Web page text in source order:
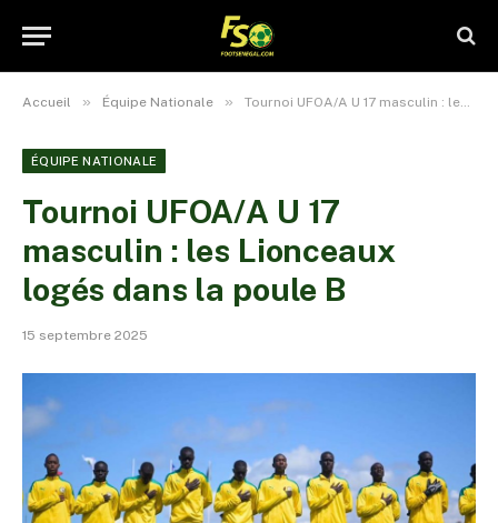
Accueil » Équipe Nationale » Tournoi UFOA/A U 17 masculin : les Lionceaux logés dans la poule B
ÉQUIPE NATIONALE
Tournoi UFOA/A U 17
masculin : les Lionceaux
logés dans la poule B
15 septembre 2025